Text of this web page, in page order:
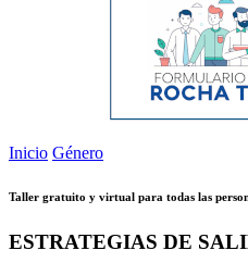
Inicio Género
Taller gratuito y virtual para todas las
ESTRATEGIAS DE